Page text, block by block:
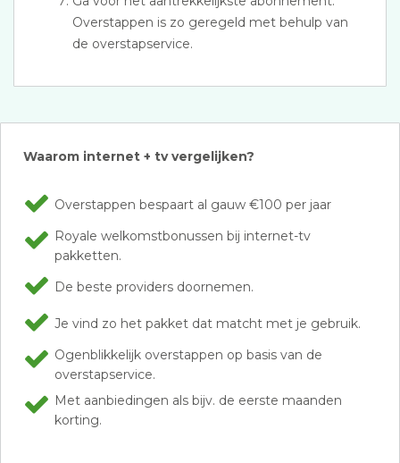
Overstappen is zo geregeld met behulp van
de overstapservice.
Waarom internet + tv vergelijken?
Overstappen bespaart al gauw €100 per jaar
Royale welkomstbonussen bij internet-tv
pakketten.
De beste providers doornemen.
Je vind zo het pakket dat matcht met je gebruik.
Ogenblikkelijk overstappen op basis van de
overstapservice.
Met aanbiedingen als bijv. de eerste maanden
korting.